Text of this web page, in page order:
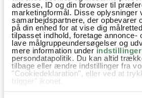
adresse, ID og din browser til
marketingformål. Disse oplysninger
samarbejdspartnere, der opbevarer
på din enhed for at vise dig
tilpasset indhold, foretage annonce-
lave målgruppeundersøgelser og
mere information under indstillinger
persondatapolitik. Du kan altid
tilbage eller ændre indstillinger fra
"Cookiedeklaration", eller ved at
trigger" ikonet.